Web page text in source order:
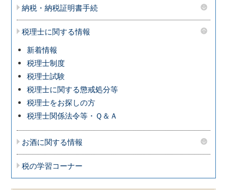
納税・納税証明書手続
税理士に関する情報
新着情報
税理士制度
税理士試験
税理士に関する懲戒処分等
税理士をお探しの方
税理士関係法令等・Ｑ＆Ａ
お酒に関する情報
税の学習コーナー